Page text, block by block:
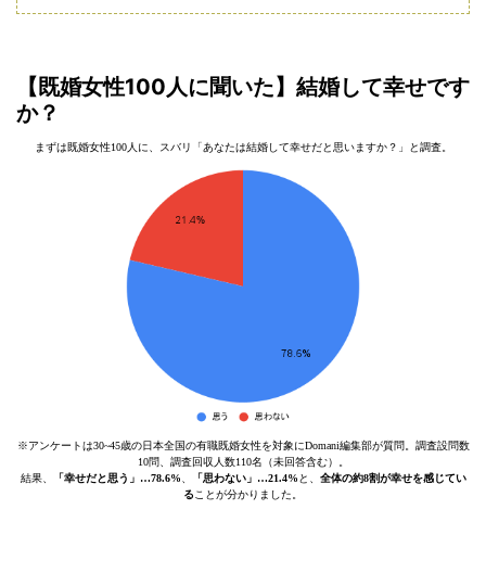
【既婚女性100人に聞いた】結婚して幸せです
か？
まずは既婚女性100人に、スバリ「あなたは結婚して幸せだと思いますか？」と調査。
※アンケートは30~45歳の日本全国の有職既婚女性を対象にDomani編集部が質問。調査設問数
10問、調査回収人数110名（未回答含む）。
結果、
「幸せだと思う」…78.6%、 「思わない」…21.4%と、 全体の約8割が幸せを感じてい
ることが分かりました。